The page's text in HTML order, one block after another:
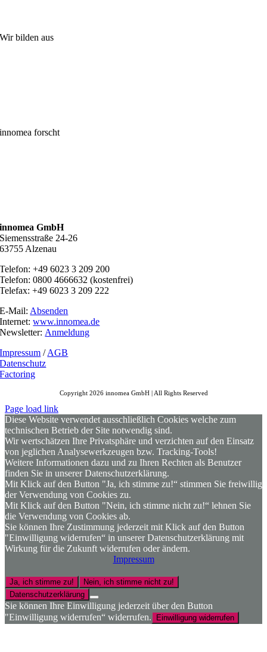
Wir bilden aus
innomea forscht
innomea GmbH
Siemensstraße 24-26
63755 Alzenau
Telefon: +49 6023 3 209 200
Telefon: 0800 4666632 (kostenfrei)
Telefax: +49 6023 3 209 222
E-Mail:Absenden
Internet:www.innomea.de
Newsletter:Anmeldung
Impressum /AGB
Datenschutz
Factoring
Copyright 2026 innomea GmbH | All Rights Reserved
Page load link
Diese Website verwendet ausschließlich Cookies welche zum
technischen Betrieb der Site notwendig sind.
Wir wertschätzen Ihre Privatsphäre und verzichten auf den Einsatz
von jeglichen Analysewerkzeugen bzw. Tracking-Tools!
Weitere Informationen dazu und zu Ihren Rechten als Benutzer
finden Sie in unserer Datenschutzerklärung.
Mit Klick auf den Button "Ja, ich stimme zu!“ stimmen Sie freiwillig
der Verwendung von Cookies zu.
Mit Klick auf den Button "Nein, ich stimme nicht zu!“ lehnen Sie
die Verwendung von Cookies ab.
Sie können Ihre Zustimmung jederzeit mit Klick auf den Button
"Einwilligung widerrufen“ in unserer Datenschutzerklärung mit
Wirkung für die Zukunft widerrufen oder ändern.
Impressum
Ja, ich stimme zu!
Nein, ich stimme nicht zu!
Datenschutzerklärung
Sie können Ihre Einwilligung jederzeit über den Button
"Einwilligung widerrufen“ widerrufen.
Einwilligung widerrufen